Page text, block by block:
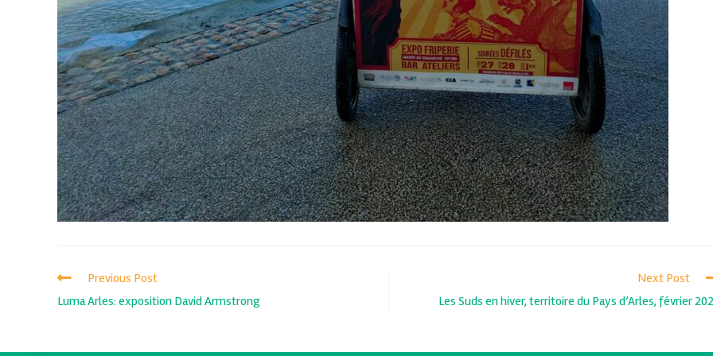
Previous Post
Luma Arles: exposition David Armstrong
Next Post
Les Suds en hiver, territoire du Pays d’Arles, février